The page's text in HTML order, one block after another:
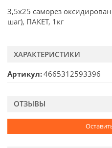
3,5х25 саморез
шаг), ПАКЕТ, 1кг
ХАРАКТЕРИСТИКИ
Артикул 4665312593396
ОТЗЫВЫ